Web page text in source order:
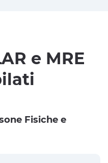
e MRE
Fisiche e